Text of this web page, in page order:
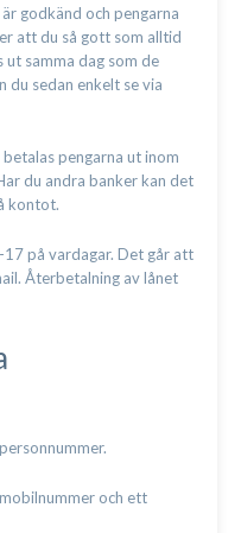
godkänd och pengarna
att du så gott som alltid
samma dag som de
du sedan enkelt se via
pengarna ut inom
du andra banker kan det
kontot.
på vardagar. Det går att
Återbetalning av lånet
och ett